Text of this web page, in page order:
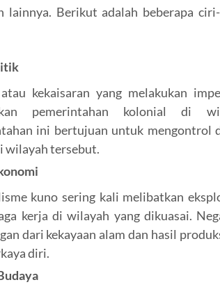
lainnya. Berikut adalah beberapa
kekaisaran yang melakukan
pemerintahan kolonial di
ini bertujuan untuk mengontrol
wilayah tersebut.
kuno sering kali melibatkan
kerja di wilayah yang dikuasai.
dari kekayaan alam dan hasil
diri.